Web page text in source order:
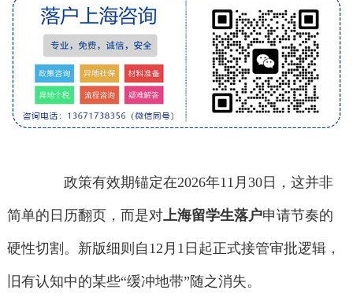
政策有效期锚定在2026年11月30日，这并非
简单的日历翻页，而是对上海留学生落户申请节奏的
硬性切割。新版细则自12月1日起正式接管审批逻辑，
旧有认知中的某些“缓冲地带”随之消失。